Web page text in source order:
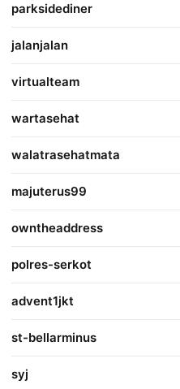
parksidediner
jalanjalan
virtualteam
wartasehat
walatrasehatmata
majuterus99
owntheaddress
polres-serkot
advent1jkt
st-bellarminus
syj